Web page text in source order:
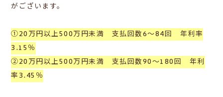
がございます。
①20万円以上500万円未満 支払回数6～84回 年利率
3.15％
②20万円以上500万円未満 支払回数90～180回 年利
率3.45％